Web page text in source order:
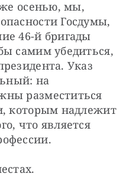
же осенью, мы,
Госдумы,
46-й бригады
самим убедиться,
Указ
на
разместиться
которым надлежит
что является